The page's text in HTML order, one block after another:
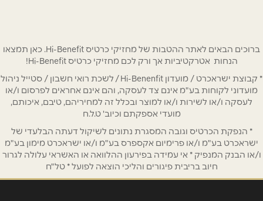
שם מלא*
טלפון *
נושא*
אנא חזרו אלי בקשר ל...
ברוכים הבאים לאתר ההטבות של מחזיקי כרטיס Hi-Benefit. כאן תמצאו
הנחות אטרקטיביות אך ורק לכם מחזיקי כרטיס Hi-Benefit!
* קבוצת ישראכרט / מועדון Hi-Benenfit / לשכת רואי חשבון / סטייל ניהול
מועדוני לקוחות בע"מ אינם צד לעסקה, והם אינם אחראים לפרסום ו/או
לעסקה ו/או לשירות ו/או למוצר ובכלל זה למחיריהם, טיבם, איכותם,
מועדי אספקתם וכיוב' ט.ל.ח
* הנפקת הכרטיס וגובה המסגרת נתונים לשיקול דעתה הבלעדי של
ישראכרט בע"מ ו/או פרימיום אקספרס בע"מ ו/או ישראכרט מימון בע"מ
ו/או הבנק המנפיק * אי עמידה בפירעון ההלוואה או האשראי עלולה לגרור
חיוב בריבית פיגורים והליכי הוצאה לפועל * טל"ח